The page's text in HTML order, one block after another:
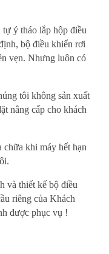
ý tháo lắp hộp điều
bộ điều khiển rơi
vẹn. Nhưng luôn có
tôi không sản xuất
nâng cấp cho khách
khi máy hết hạn
và thiết kế bộ điều
riêng của Khách
được phục vụ !